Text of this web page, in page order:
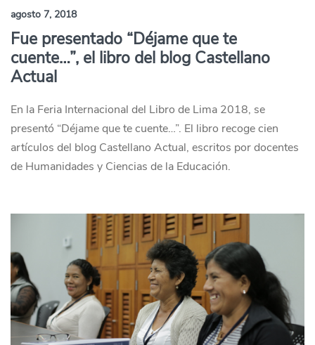
agosto 7, 2018
Fue presentado “Déjame que te
cuente…”, el libro del blog Castellano
Actual
En la Feria Internacional del Libro de Lima 2018, se
presentó “Déjame que te cuente…”. El libro recoge cien
artículos del blog Castellano Actual, escritos por docentes
de Humanidades y Ciencias de la Educación.